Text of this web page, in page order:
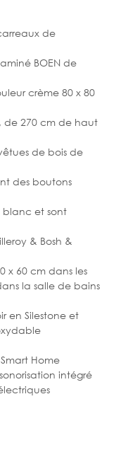
de
BOEN de
crème 80 x 80
de 270 cm de haut
de bois de
des boutons
blanc et sont
& Bosh &
x 60 cm dans les
la salle de bains
en Silestone et
Home
intégré